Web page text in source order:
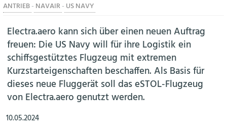
BERUFE
AERO-KULTUR
ANTRIEB- NAVAIR- US NAVY
Electra.aero kann sich über einen neuen Auftrag
freuen: Die US Navy will für ihre Logistik ein
schiffsgestütztes Flugzeug mit extremen
Kurzstarteigenschaften beschaffen. Als Basis für
dieses neue Fluggerät soll das eSTOL-Flugzeug
von Electra.aero genutzt werden.
10.05.2024